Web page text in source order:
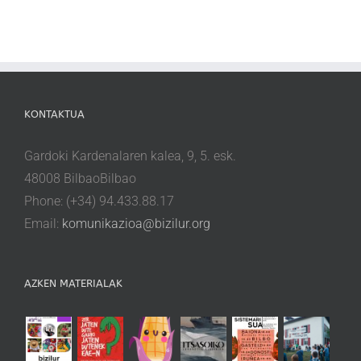
KONTAKTUA
Gardoki Kardenalaren kalea, 9, 5. esk.
48008 BilbaoBilbao
Phone: (+34) 94.433.88.17
Email: komunikazioa@bizilur.org
AZKEN MATERIALAK